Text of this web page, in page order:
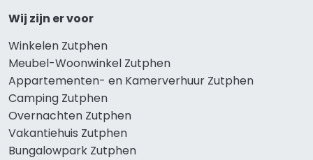
Wij zijn er voor
Winkelen Zutphen
Meubel-Woonwinkel Zutphen
Appartementen- en Kamerverhuur Zutphen
Camping Zutphen
Overnachten Zutphen
Vakantiehuis Zutphen
Bungalowpark Zutphen